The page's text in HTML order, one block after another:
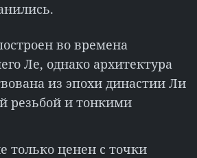
во времена
Ле, однако архитектура
из эпохи династии Ли
резьбой и тонкими
только ценен с точки